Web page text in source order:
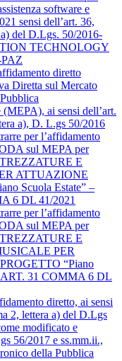
software e
sensi dell’art. 36,
del D.Lgs. 50/2016-
TECHNOLOGY
diretto
Diretta sul Mercato
ai sensi dell’art.
a), D. L.gs 50/2016
per l’affidamento
sul MEPA per
E
ATTUAZIONE
Scuola Estate” –
6 DL 41/2021
per l’affidamento
sul MEPA per
E
PER
“Piano
ART. 31 COMMA 6 DL
diretto, ai sensi
2, lettera a) del D.Lgs
modificato e
56/2017 e ss.mm.ii.,
della Pubblica